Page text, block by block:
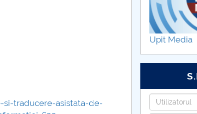
traducere-asistata-de-
Upit Media
Username